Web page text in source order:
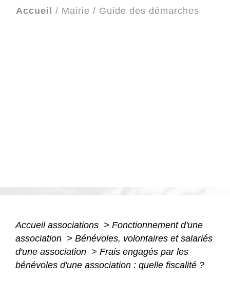
Accueil / Mairie / Guide des démarches
Accueil associations > Fonctionnement d'une
association > Bénévoles, volontaires et salariés
d'une association > Frais engagés par les
bénévoles d'une association : quelle fiscalité ?